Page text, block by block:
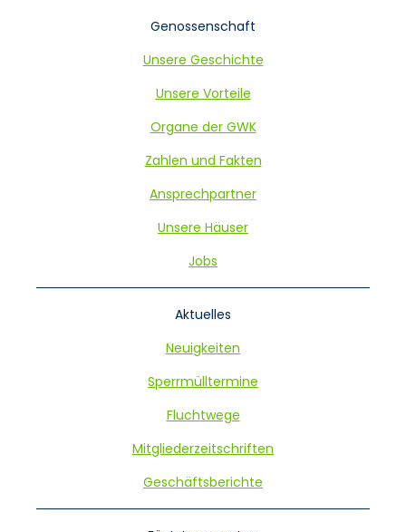
Genossenschaft
Unsere Geschichte
Unsere Vorteile
Organe der GWK
Zahlen und Fakten
Ansprechpartner
Unsere Häuser
Jobs
Aktuelles
Neuigkeiten
Sperrmülltermine
Fluchtwege
Mitgliederzeitschriften
Geschäftsberichte